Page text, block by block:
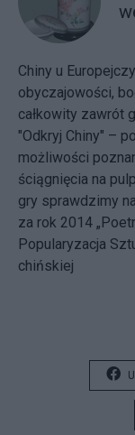
Chiny u
obyczajowości,
całkowity zawrót
"Odkryj Chiny" –
możliwości
ściągnięcia na
gry sprawdzimy
za rok 2014
Popularyzacja
chińskiej